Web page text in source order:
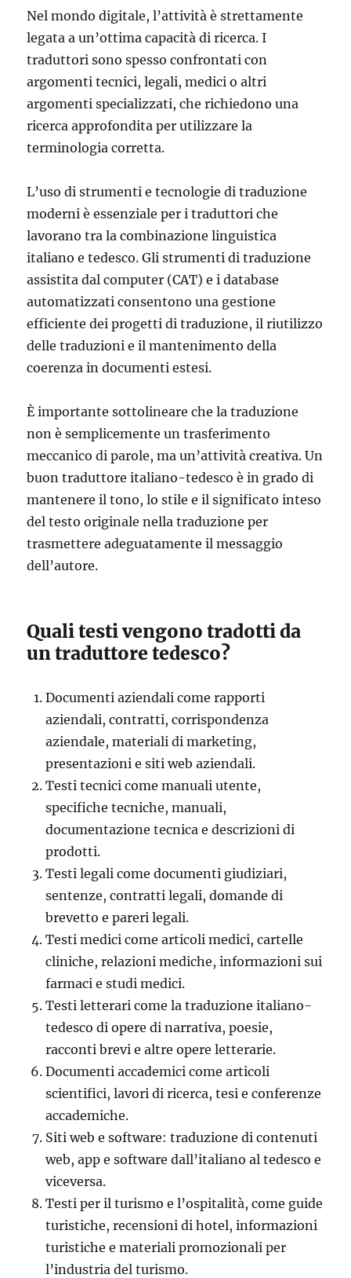
Nel mondo digitale, l’attività è strettamente
legata a un’ottima capacità di ricerca. I
traduttori sono spesso confrontati con
argomenti tecnici, legali, medici o altri
argomenti specializzati, che richiedono una
ricerca approfondita per utilizzare la
terminologia corretta.
L’uso di strumenti e tecnologie di traduzione
moderni è essenziale per i traduttori che
lavorano tra la combinazione linguistica
italiano e tedesco. Gli strumenti di traduzione
assistita dal computer (CAT) e i database
automatizzati consentono una gestione
efficiente dei progetti di traduzione, il riutilizzo
delle traduzioni e il mantenimento della
coerenza in documenti estesi.
È importante sottolineare che la traduzione
non è semplicemente un trasferimento
meccanico di parole, ma un’attività creativa. Un
buon traduttore italiano-tedesco è in grado di
mantenere il tono, lo stile e il significato inteso
del testo originale nella traduzione per
trasmettere adeguatamente il messaggio
dell’autore.
Quali testi vengono tradotti da
un traduttore tedesco?
Documenti aziendali come rapporti
aziendali, contratti, corrispondenza
aziendale, materiali di marketing,
presentazioni e siti web aziendali.
Testi tecnici come manuali utente,
specifiche tecniche, manuali,
documentazione tecnica e descrizioni di
prodotti.
Testi legali come documenti giudiziari,
sentenze, contratti legali, domande di
brevetto e pareri legali.
Testi medici come articoli medici, cartelle
cliniche, relazioni mediche, informazioni sui
farmaci e studi medici.
Testi letterari come la traduzione italiano-
tedesco di opere di narrativa, poesie,
racconti brevi e altre opere letterarie.
Documenti accademici come articoli
scientifici, lavori di ricerca, tesi e conferenze
accademiche.
Siti web e software: traduzione di contenuti
web, app e software dall’italiano al tedesco e
viceversa.
Testi per il turismo e l’ospitalità, come guide
turistiche, recensioni di hotel, informazioni
turistiche e materiali promozionali per
l’industria del turismo.